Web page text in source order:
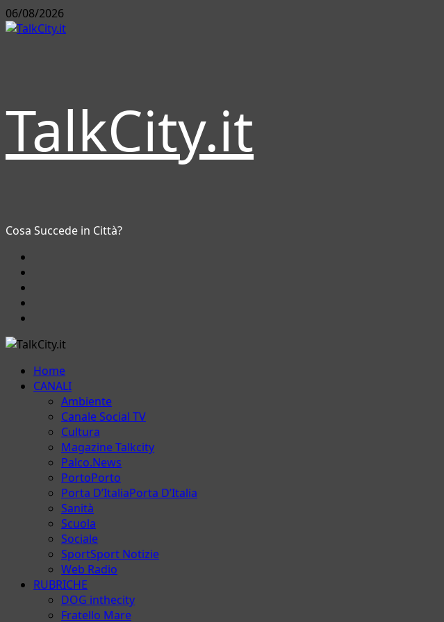
Vai
al
06/08/2026
TalkCity.it
Cosa Succede in Città?
Menu
principale
Home
CANALI
Ambiente
Canale Social TV
Cultura
Magazine Talkcity
Palco.News
PortoPorto
Porta D’ItaliaPorta D’Italia
Sanità
Scuola
Sociale
SportSport Notizie
Web Radio
RUBRICHE
DOG inthecity
Fratello Mare